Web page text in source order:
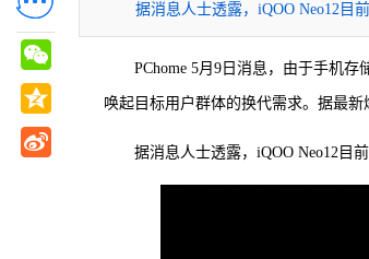
据消息人士透露，iQOO Neo12目
PChome 5月9日消息，由于手机
唤起目标用户群体的换代需求。据最新
据消息人士透露，iQOO Neo12目